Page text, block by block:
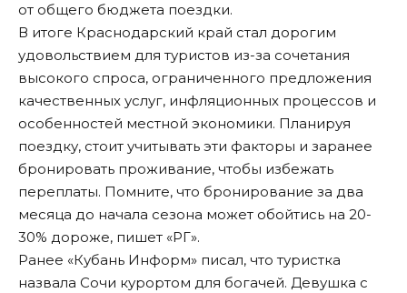
от общего бюджета поездки.
В итоге Краснодарский край стал дорогим
удовольствием для туристов из-за сочетания
высокого спроса, ограниченного предложения
качественных услуг, инфляционных процессов и
особенностей местной экономики. Планируя
поездку, стоит учитывать эти факторы и заранее
бронировать проживание, чтобы избежать
переплаты. Помните, что бронирование за два
месяца до начала сезона может обойтись на 20-
30% дороже, пишет «РГ».
Ранее «Кубань Информ» писал, что туристка
назвала Сочи курортом для богачей. Девушка с